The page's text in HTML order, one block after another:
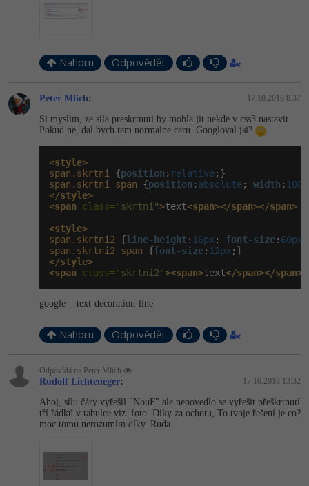
Nahoru Odpovědět
Peter Mlich: 17.10.2018 8:37
Si myslim, ze sila preskrtnuti by mohla jit nekde v css3 nastavit.
Pokud ne, dal bych tam normalne caru. Googloval jsi?
<style>
span.skrtni
{position : relative
span.skrtni
span {position : absolute; width : 100%
</style>
<span class="skrtni">text<span></span></span>
<style>
span.skrtni2 {line-height : 16px ; font-size: 60px
span.skrtni2
span {font-size: 12px
</style>
<span class="skrtni2"><span>text</span></span>
google = text-decoration-line
Nahoru Odpovědět
Odpovídá na Peter Mlich
Rudolf Lichteneger: 17.10.2018 13:32
Ahoj, sílu čáry vyřešil "NouF" ale nepovedlo se vyřešit přeškrtnutí
tří řádků v tabulce viz. foto. Diky za ochotu, To tvoje řešení je co?
moc tomu nerozumím díky. Ruda